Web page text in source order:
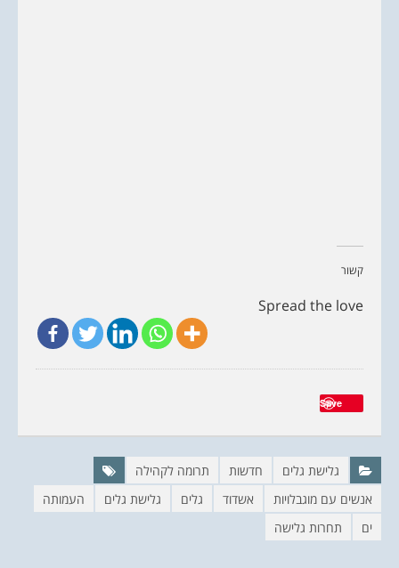
קשור
Spread the love
Save
גלישת גלים חדשות
תרומה לקהילה
אנשים עם מוגבלויות
אשדוד גלים גלישת גלים
העמותה
ים
תחרות גלישה